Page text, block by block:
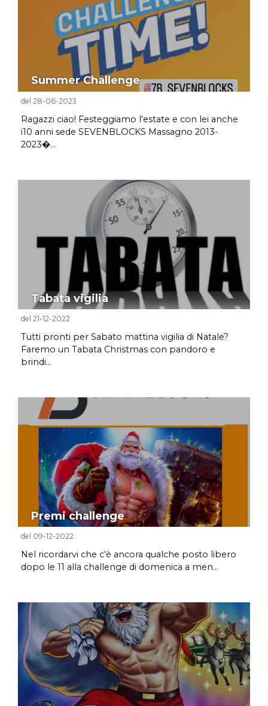
Summer Challenge
del 28-06-2023
Ragazzi ciao! Festeggiamo l'estate e con lei anche
i10 anni sede SEVENBLOCKS Massagno 2013-
2023�...
Tabata vigilia
del 21-12-2022
Tutti pronti per Sabato mattina vigilia di Natale?
Faremo un Tabata Christmas con pandoro e
brindi...
Premi challenge
del 09-12-2022
Nel ricordarvi che c’è ancora qualche posto libero
dopo le 11 alla challenge di domenica a men...